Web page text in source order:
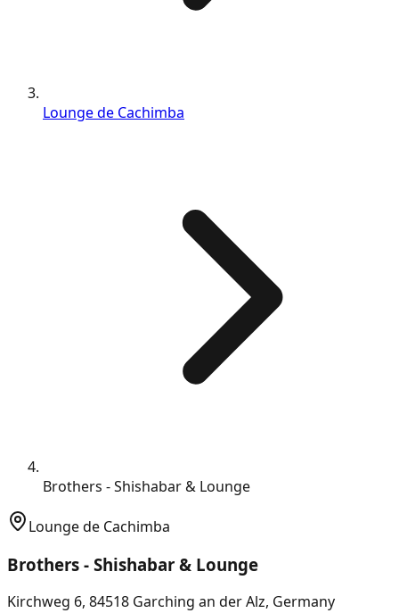
Lounge de Cachimba
Brothers - Shishabar & Lounge
Lounge de Cachimba
Brothers - Shishabar & Lounge
Kirchweg 6, 84518 Garching an der Alz, Germany